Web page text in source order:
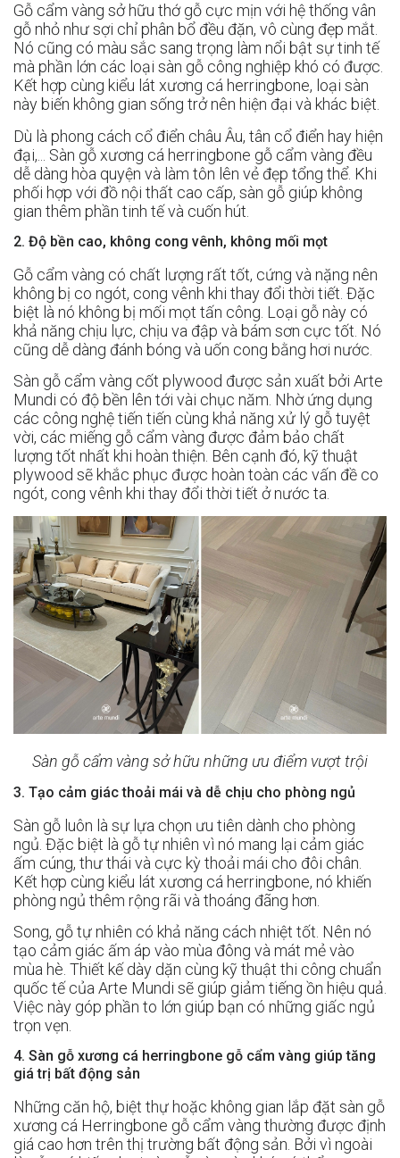
Gỗ cẩm vàng sở hữu thớ gỗ cực mịn với hệ thống vân
gỗ nhỏ như sợi chỉ phân bổ đều đặn, vô cùng đẹp mắt.
Nó cũng có màu sắc sang trọng làm nổi bật sự tinh tế
mà phần lớn các loại sàn gỗ công nghiệp khó có được.
Kết hợp cùng kiểu lát xương cá herringbone, loại sàn
này biến không gian sống trở nên hiện đại và khác biệt.
Dù là phong cách cổ điển châu Âu, tân cổ điển hay hiện
đại,... Sàn gỗ xương cá herringbone gỗ cẩm vàng đều
dễ dàng hòa quyện và làm tôn lên vẻ đẹp tổng thể. Khi
phối hợp với đồ nội thất cao cấp, sàn gỗ giúp không
gian thêm phần tinh tế và cuốn hút.
2. Độ bền cao, không cong vênh, không mối mọt
Gỗ cẩm vàng có chất lượng rất tốt, cứng và nặng nên
không bị co ngót, cong vênh khi thay đổi thời tiết. Đặc
biệt là nó không bị mối mọt tấn công. Loại gỗ này có
khả năng chịu lực, chịu va đập và bám sơn cực tốt. Nó
cũng dễ dàng đánh bóng và uốn cong bằng hơi nước.
Sàn gỗ cẩm vàng cốt plywood được sản xuất bởi Arte
Mundi có độ bền lên tới vài chục năm. Nhờ ứng dụng
các công nghệ tiến tiến cùng khả năng xử lý gỗ tuyệt
vời, các miếng gỗ cẩm vàng được đảm bảo chất
lượng tốt nhất khi hoàn thiện. Bên cạnh đó, kỹ thuật
plywood sẽ khắc phục được hoàn toàn các vấn đề co
ngót, cong vênh khi thay đổi thời tiết ở nước ta.
Sàn gỗ cẩm vàng sở hữu những ưu điểm vượt trội
3. Tạo cảm giác thoải mái và dễ chịu cho phòng ngủ
Sàn gỗ luôn là sự lựa chọn ưu tiên dành cho phòng
ngủ. Đặc biệt là gỗ tự nhiên vì nó mang lại cảm giác
ấm cúng, thư thái và cực kỳ thoải mái cho đôi chân.
Kết hợp cùng kiểu lát xương cá herringbone, nó khiến
phòng ngủ thêm rộng rãi và thoáng đãng hơn.
Song, gỗ tự nhiên có khả năng cách nhiệt tốt. Nên nó
tạo cảm giác ấm áp vào mùa đông và mát mẻ vào
mùa hè. Thiết kế dày dặn cùng kỹ thuật thi công chuẩn
quốc tế của Arte Mundi sẽ giúp giảm tiếng ồn hiệu quả.
Việc này góp phần to lớn giúp bạn có những giấc ngủ
trọn vẹn.
4. Sàn gỗ xương cá herringbone gỗ cẩm vàng giúp tăng
giá trị bất động sản
Những căn hộ, biệt thự hoặc không gian lắp đặt sàn gỗ
xương cá Herringbone gỗ cẩm vàng thường được định
giá cao hơn trên thị trường bất động sản. Bởi vì ngoài